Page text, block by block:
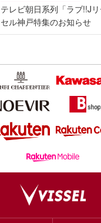
テレビ朝日系列「ラブ!!J
セル神戸特集のお知らせ